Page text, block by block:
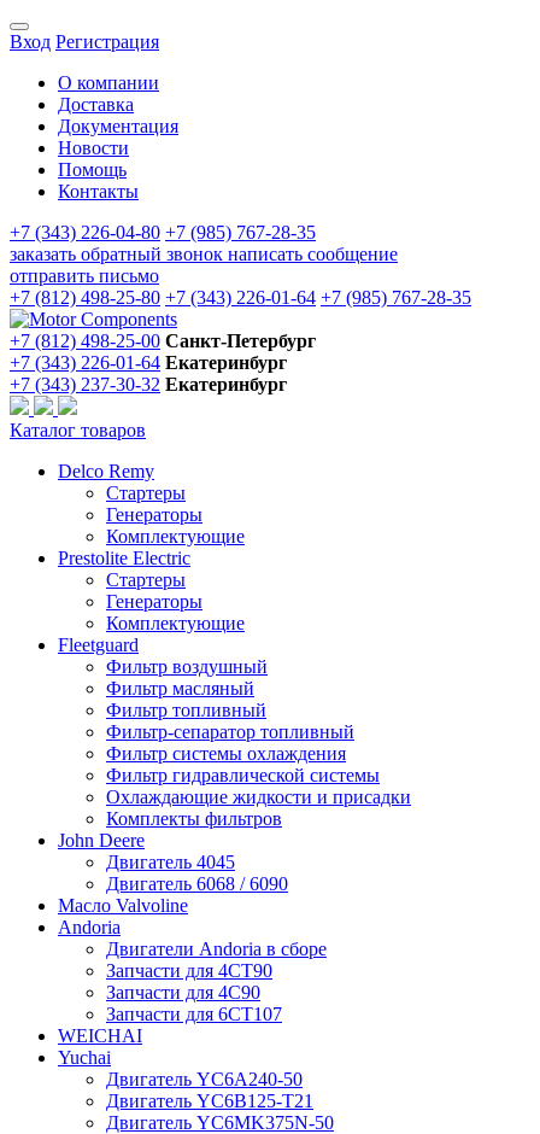
Вход Регистрация
О компании
Доставка
Документация
Новости
Помощь
Контакты
+7 (343) 226-04-80 +7 (985) 767-28-35
заказать обратный звонок написать сообщение
отправить письмо
+7 (812) 498-25-80 +7 (343) 226-01-64 +7 (985) 767-28-35
+7 (812) 498-25-00 Санкт-Петербург
+7 (343) 226-01-64 Екатеринбург
+7 (343) 237-30-32 Екатеринбург
Каталог товаров
Delco Remy
Стартеры
Генераторы
Комплектующие
Prestolite Electric
Стартеры
Генераторы
Комплектующие
Fleetguard
Фильтр воздушный
Фильтр масляный
Фильтр топливный
Фильтр-сепаратор топливный
Фильтр системы охлаждения
Фильтр гидравлической системы
Охлаждающие жидкости и присадки
Комплекты фильтров
John Deere
Двигатель 4045
Двигатель 6068 / 6090
Масло Valvoline
Andoria
Двигатели Andoria в сборе
Запчасти для 4CT90
Запчасти для 4С90
Запчасти для 6CT107
WEICHAI
Yuchai
Двигатель YC6A240-50
Двигатель YC6B125-T21
Двигатель YC6MK375N-50